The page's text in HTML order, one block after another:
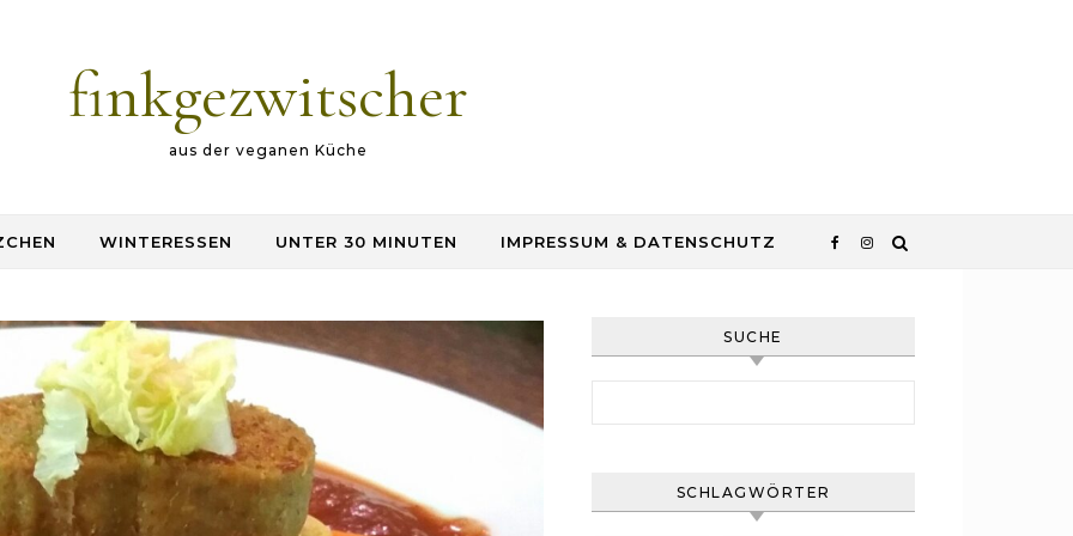
finkgezwitscher
aus der veganen Küche
WINTERESSEN UNTER 30 MINUTEN IMPRESSUM & DATENSCHUTZ
SUCHE
SCHLAGWÖRTER